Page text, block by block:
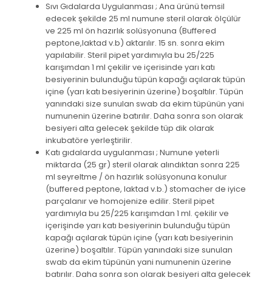
Sıvı Gıdalarda Uygulanması ; Ana ürünü temsil
edecek şekilde 25 ml numune steril olarak ölçülür
ve 225 ml ön hazırlık solüsyonuna (Buffered
peptone,laktad v.b) aktarılır. 15 sn. sonra ekim
yapılabilir. Steril pipet yardımıyla bu 25/225
karışımdan 1 ml çekilir ve içerisinde yarı katı
besiyerinin bulunduğu tüpün kapağı açılarak tüpün
içine (yarı katı besiyerinin üzerine) boşaltılır. Tüpün
yanındaki size sunulan swab da ekim tüpünün yani
numunenin üzerine batırılır. Daha sonra son olarak
besiyeri alta gelecek şekilde tüp dik olarak
inkubatöre yerleştirilir.
Katı gıdalarda uygulanması ; Numune yeterli
miktarda (25 gr) steril olarak alındıktan sonra 225
ml seyreltme / ön hazırlık solüsyonuna konulur
(buffered peptone, laktad v.b.) stomacher de iyice
parçalanır ve homojenize edilir. Steril pipet
yardımıyla bu 25/225 karışımdan 1 ml. çekilir ve
içerişinde yarı katı besiyerinin bulunduğu tüpün
kapağı açılarak tüpün içine (yarı katı besiyerinin
üzerine) boşaltılır. Tüpün yanındaki size sunulan
swab da ekim tüpünün yani numunenin üzerine
batırılır. Daha sonra son olarak besiyeri alta gelecek